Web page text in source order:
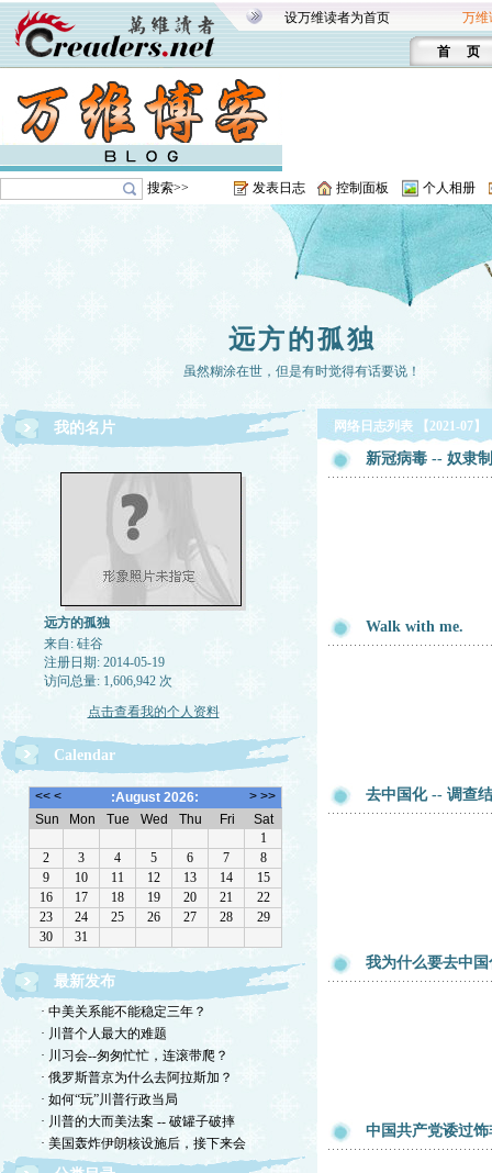
设万维读者为首页 万维
首 页
搜索>> 发表日志 控制面板 个人相册
远方的孤独
虽然糊涂在世，但是有时觉得有话要说！
我的名片
远方的孤独
来自: 硅谷
注册日期: 2014-05-19
访问总量: 1,606,942 次
点击查看我的个人资料
Calendar
最新发布
· 中美关系能不能稳定三年？
· 川普个人最大的难题
· 川习会--匆匆忙忙，连滚带爬？
· 俄罗斯普京为什么去阿拉斯加？
· 如何“玩”川普行政当局
· 川普的大而美法案 -- 破罐子破摔
· 美国轰炸伊朗核设施后，接下来会
网络日志列表 【2021-07】
新冠病毒 -- 奴隶
Walk with me.
去中国化 -- 调查
我为什么要去中
中国共产党诿过饰